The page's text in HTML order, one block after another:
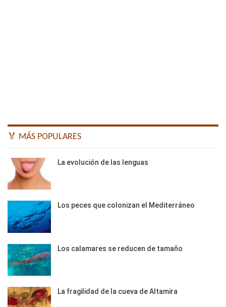
🏅 MÁS POPULARES
La evolución de las lenguas
Los peces que colonizan el Mediterráneo
Los calamares se reducen de tamaño
La fragilidad de la cueva de Altamira